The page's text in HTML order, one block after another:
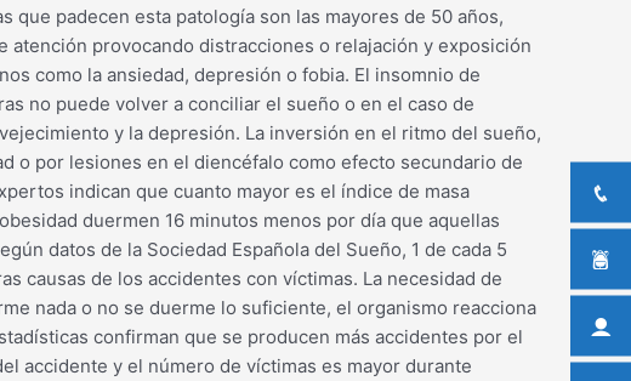
padecen esta patología son las mayores de 50 años,
atención provocando distracciones o relajación y exposición
como la ansiedad, depresión o fobia. El insomnio de
no puede volver a conciliar el sueño o en el caso de
y la depresión. La inversión en el ritmo del sueño,
o por lesiones en el diencéfalo como efecto secundario de
indican que cuanto mayor es el índice de masa
duermen 16 minutos menos por día que aquellas
datos de la Sociedad Española del Sueño, 1 de cada 5
causas de los accidentes con víctimas. La necesidad de
nada o no se duerme lo suficiente, el organismo reacciona
confirman que se producen más accidentes por el
accidente y el número de víctimas es mayor durante